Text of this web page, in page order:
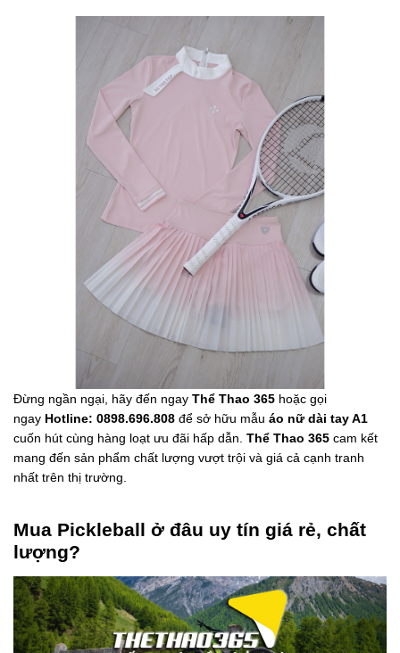
Đừng ngần ngại, hãy đến ngay Thể Thao 365 hoặc gọi
ngay Hotline: 0898.696.808 để sở hữu mẫu áo nữ dài tay A1
cuốn hút cùng hàng loạt ưu đãi hấp dẫn. Thể Thao 365 cam kết
mang đến sản phẩm chất lượng vượt trội và giá cả cạnh tranh
nhất trên thị trường.
Mua Pickleball ở đâu uy tín giá rẻ, chất
lượng?